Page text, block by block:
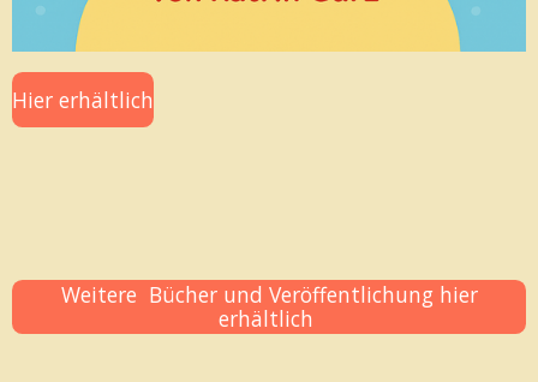
Hier erhältlich
Weitere Bücher und Veröffentlichung hier
erhältlich